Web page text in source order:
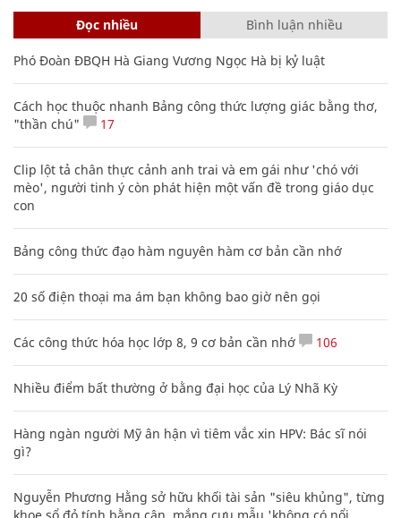
Đọc nhiều Bình luận nhiều
Phó Đoàn ĐBQH Hà Giang Vương Ngọc Hà bị kỷ luật
Cách học thuộc nhanh Bảng công thức lượng giác bằng thơ,
"thần chú"
17
Clip lột tả chân thực cảnh anh trai và em gái như 'chó với
mèo', người tinh ý còn phát hiện một vấn đề trong giáo dục
con
Bảng công thức đạo hàm nguyên hàm cơ bản cần nhớ
20 số điện thoại ma ám bạn không bao giờ nên gọi
Các công thức hóa học lớp 8, 9 cơ bản cần nhớ 106
Nhiều điểm bất thường ở bằng đại học của Lý Nhã Kỳ
Hàng ngàn người Mỹ ân hận vì tiêm vắc xin HPV: Bác sĩ nói
gì?
Nguyễn Phương Hằng sở hữu khối tài sản "siêu khủng", từng
khoe sổ đỏ tính bằng cân, mắng cựu mẫu 'không có nổi